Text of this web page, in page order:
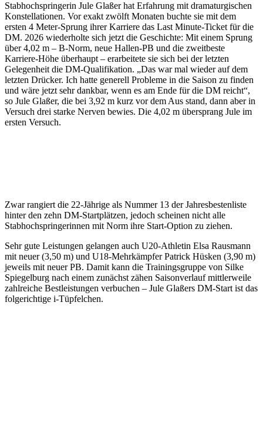
Stabhochspringerin Jule Glaßer hat Erfahrung mit dramaturgischen
Konstellationen. Vor exakt zwölft Monaten buchte sie mit dem
ersten 4 Meter-Sprung ihrer Karriere das Last Minute-Ticket für die
DM. 2026 wiederholte sich jetzt die Geschichte: Mit einem Sprung
über 4,02 m – B-Norm, neue Hallen-PB und die zweitbeste
Karriere-Höhe überhaupt – erarbeitete sie sich bei der letzten
Gelegenheit die DM-Qualifikation. „Das war mal wieder auf dem
letzten Drücker. Ich hatte generell Probleme in die Saison zu finden
und wäre jetzt sehr dankbar, wenn es am Ende für die DM reicht“,
so Jule Glaßer, die bei 3,92 m kurz vor dem Aus stand, dann aber in
Versuch drei starke Nerven bewies. Die 4,02 m übersprang Jule im
ersten Versuch.
Zwar rangiert die 22-Jährige als Nummer 13 der Jahresbestenliste
hinter den zehn DM-Startplätzen, jedoch scheinen nicht alle
Stabhochspringerinnen mit Norm ihre Start-Option zu ziehen.
Sehr gute Leistungen gelangen auch U20-Athletin Elsa Rausmann
mit neuer (3,50 m) und U18-Mehrkämpfer Patrick Hüsken (3,90 m)
jeweils mit neuer PB. Damit kann die Trainingsgruppe von Silke
Spiegelburg nach einem zunächst zähen Saisonverlauf mittlerweile
zahlreiche Bestleistungen verbuchen – Jule Glaßers DM-Start ist das
folgerichtige i-Tüpfelchen.